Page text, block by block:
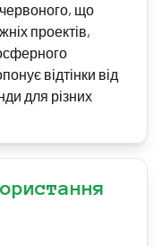
червоного, що
проектів,
відтінки від
для різних